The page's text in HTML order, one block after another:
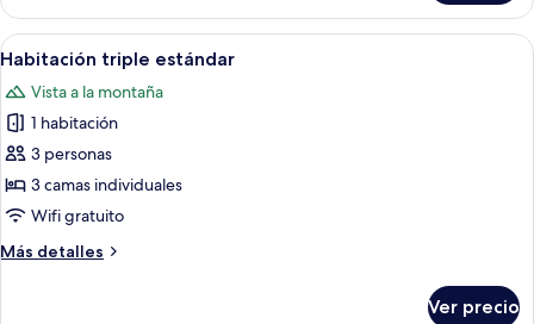
estándar
con
2
individuales
Abrir
todas
las
fotos
de
Habitación
triple
Un dormitorio con cama, perchero y
9
Habitación triple estándar
Vista a la montaña
1 habitación
3 personas
3 camas individuales
Wifi gratuito
Más detalles
Más
Ver precio